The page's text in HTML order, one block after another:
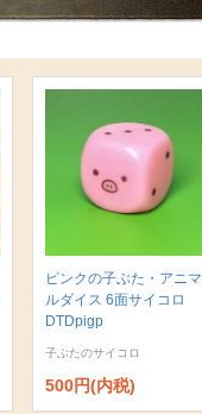
ピンクの子ぶた・アニマ
ルダイス 6面サイコロ
DTDpigp
子ぶたのサイコロ
500円(内税)